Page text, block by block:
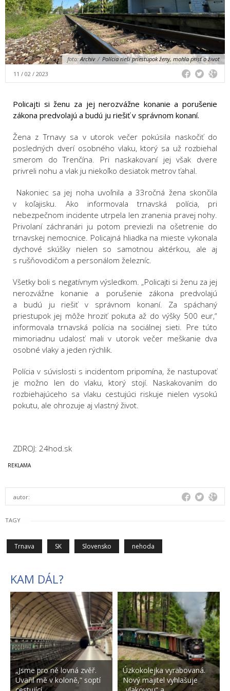
foto:Archiv / Polícia rieši priestupok ženy, mohla prísť o život
11 / 02 / 2023
Policajti si ženu za jej nerozvážne konanie a porušenie
zákona predvolajú a budú ju riešiť v správnom konaní.
Žena z Trnavy sa v utorok večer pokúsila naskočiť do
posledných dverí osobného vlaku, ktorý sa už rozbiehal
smerom do Trenčína. Pri naskakovaní jej však dvere
privreli nohu a vlak ju niekoľko desiatok metrov ťahal.
Nakoniec sa jej noha uvoľnila a 33ročná žena skončila
v koľajisku. Ako informovala trnavská polícia, pri
nebezpečnom incidente utrpela len zranenia pravej nohy.
Privolaní záchranári ju potom previezli na ošetrenie do
trnavskej nemocnice. Policajná hliadka na mieste vykonala
dychové skúšky nielen so samotnou aktérkou, ale aj
s rušňovodičom a personálom železníc.
Všetky boli s negatívnym výsledkom. „Policajti si ženu za jej
nerozvážne konanie a porušenie zákona predvolajú
a budú ju riešiť v správnom konaní. Za spáchaný
priestupok jej môže hroziť pokuta až do výšky 500 eur,“
informovala trnavská polícia na sociálnej sieti. Pre túto
mimoriadnu udalosť mali v utorok večer meškanie dva
osobné vlaky a jeden rýchlik.
Polícia v súvislosti s incidentom pripomína, že nastupovať
je možno len do vlaku, ktorý stojí. Naskakovaním do
rozbiehajúceho sa vlaku cestujúci riskuje nielen vysokú
pokutu, ale ohrozuje aj vlastný život.
ZDROJ: 24hod.sk
autor:
TAGY
Trnava SK Slovensko nehoda
KAM DÁL?
„Jsme pro ně lovná zvěř.
Uvařil mě v koloně,“ soptí
Úzkokolejka vyrabovaná.
Nový majitel vyhlašuje